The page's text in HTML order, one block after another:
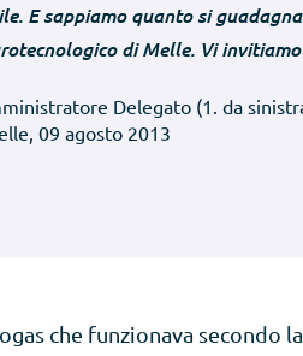
Delegato (1. da
09 agosto 2013
E sappiamo quanto si
di Melle. Vi
che funzionava secondo